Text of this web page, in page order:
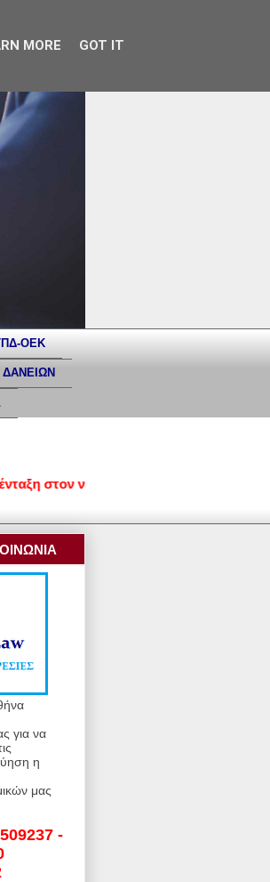
ΟΕΚ
νέο εξωδικαστικό μηχανισμό
για να
η
μας
-
MORE GOT IT